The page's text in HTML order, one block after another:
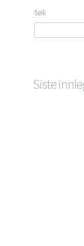
Søk
Siste